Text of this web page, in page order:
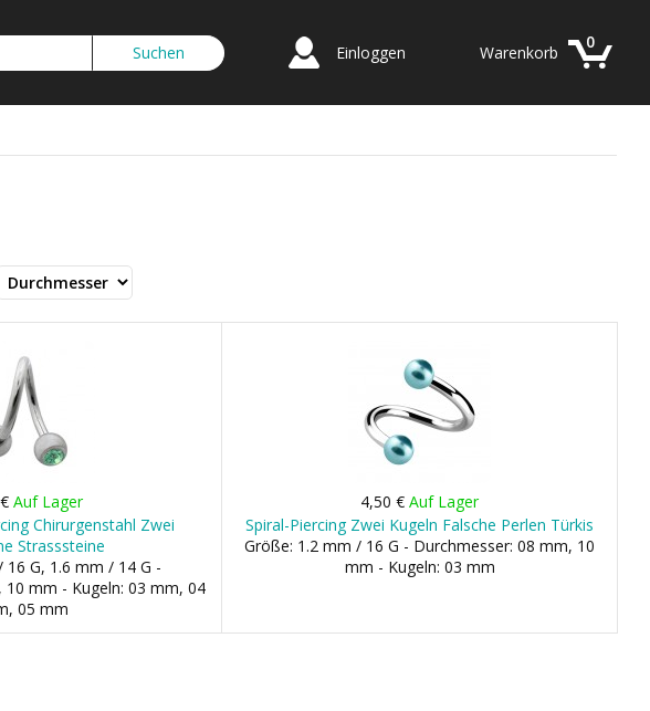
Einloggen
0
Warenkorb
€Auf Lager
Chirurgenstahl Zwei
Strasssteine
16 G, 1.6 mm / 14 G -
mm - Kugeln: 03 mm, 04
05 mm
4,50 €Auf Lager
Spiral-Piercing Zwei Kugeln Falsche Perlen Türkis
Größe: 1.2 mm / 16 G - Durchmesser: 08 mm, 10
mm - Kugeln: 03 mm